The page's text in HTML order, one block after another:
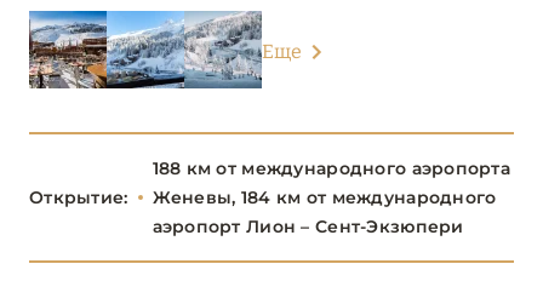
Airelles Val d'Isère
Alpes Hôtel du Pralong
Altapura
Aman Le Mélézin
Chalet Alice, Chalet Noémie (Les Chalets du Mont
d'Arbois)
Еще
Открытие:
188 км от международного аэропорта
Женевы, 184 км от международного
аэропорт Лион – Сент-Экзюпери